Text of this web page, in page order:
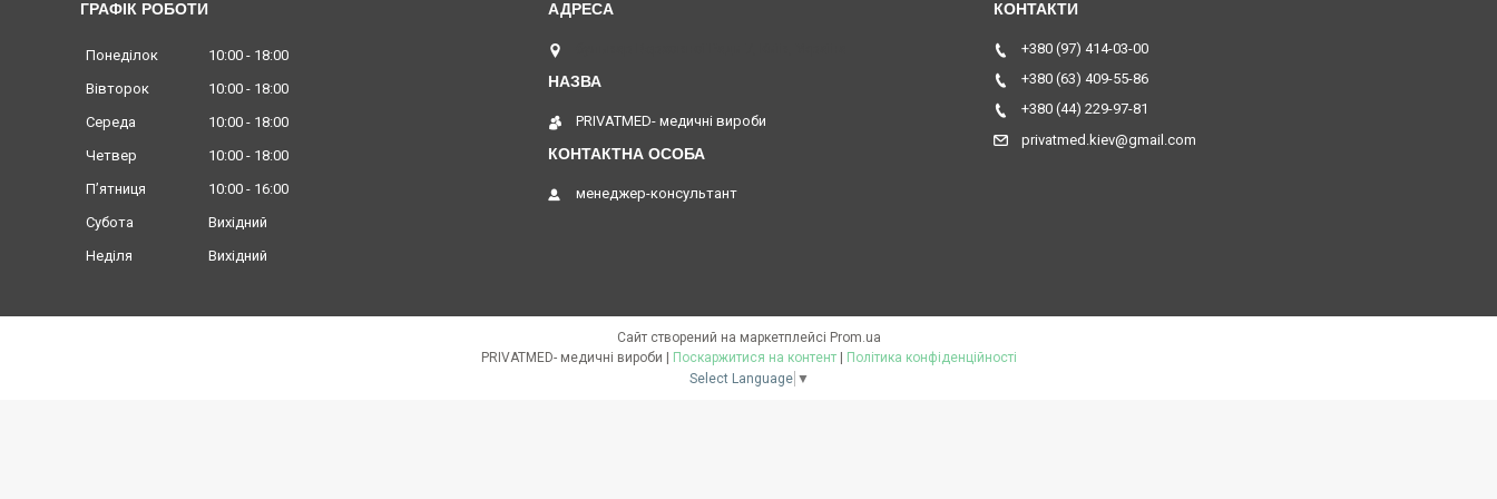
ГРАФІК РОБОТИ
Понеділок 10:00
18:00
Вівторок
10:00
18:00
Середа
10:00
18:00
Четвер
10:00
18:00
Пʼятниця
10:00
16:00
Субота
Вихідний
Неділя
Вихідний
PRIVATMED- медичні вироби
менеджер-консультант
+380 (97) 414-03-00
+380 (63) 409-55-86
+380 (44) 229-97-81
privatmed.kiev@gmail.com
Сайт створений на маркетплейсі Prom.ua
Поскаржитися на контент
Політика конфіденційності
Select Language ▼